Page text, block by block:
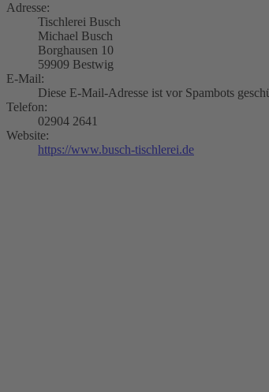
Adresse:
Tischlerei Busch
Michael Busch
Borghausen 10
59909 Bestwig
E-Mail:
Diese E-Mail-Adresse ist vor Spambots
Telefon:
02904 2641
Website:
https://www.busch-tischlerei.de